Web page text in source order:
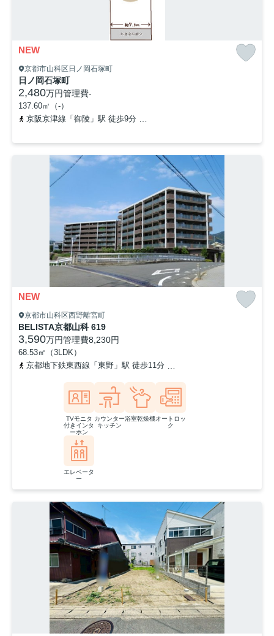
NEW
京都市山科区日ノ岡石塚町
日ノ岡石塚町
2,480万円管理費-
137.60㎡（-）
京阪京津線「御陵」駅 徒歩9分
NEW
京都市山科区西野離宮町
BELISTA京都山科 619
3,590万円管理費8,230円
68.53㎡（3LDK）
京都地下鉄東西線「東野」駅 徒歩11分
TVモニタ
付きインタ
ーホン
カウンター
キッチン
浴室乾燥機オートロッ
ク
エレベータ
ー